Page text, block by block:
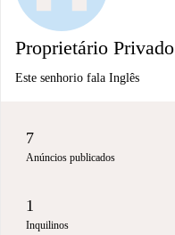
Proprietário Privado
Este senhorio fala Inglês
7
Anúncios publicados
1
Inquilinos